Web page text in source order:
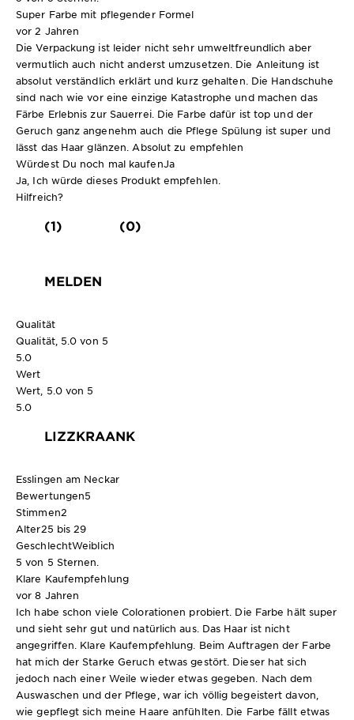
Super Farbe mit pflegender Formel
vor 2 Jahren
Die Verpackung ist leider nicht sehr umweltfreundlich aber
vermutlich auch nicht anderst umzusetzen. Die Anleitung ist
absolut verständlich erklärt und kurz gehalten. Die Handschuhe
sind nach wie vor eine einzige Katastrophe und machen das
Färbe Erlebnis zur Sauerrei. Die Farbe dafür ist top und der
Geruch ganz angenehm auch die Pflege Spülung ist super und
lässt das Haar glänzen. Absolut zu empfehlen
Würdest Du noch mal kaufenJa
Ja, Ich würde dieses Produkt empfehlen.
Hilfreich?
(1) (0)
MELDEN
Qualität
Qualität, 5.0 von 5
5.0
Wert
Wert, 5.0 von 5
5.0
LIZZKRAANK
Esslingen am Neckar
Bewertungen5
Stimmen2
Alter25 bis 29
GeschlechtWeiblich
5 von 5 Sternen.
Klare Kaufempfehlung
vor 8 Jahren
Ich habe schon viele Colorationen probiert. Die Farbe hält super
und sieht sehr gut und natürlich aus. Das Haar ist nicht
angegriffen. Klare Kaufempfehlung. Beim Auftragen der Farbe
hat mich der Starke Geruch etwas gestört. Dieser hat sich
jedoch nach einer Weile wieder etwas gegeben. Nach dem
Auswaschen und der Pflege, war ich völlig begeistert davon,
wie gepflegt sich meine Haare anfühlten. Die Farbe fällt etwas